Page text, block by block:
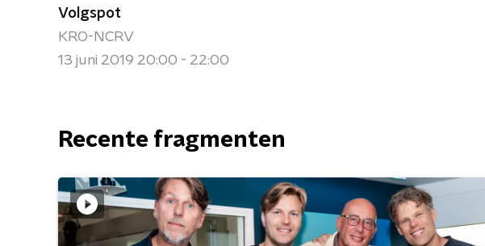
Volgspot
KRO-NCRV
13 juni 2019 20:00 - 22:00
Recente fragmenten